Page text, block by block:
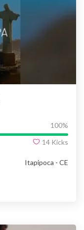
100%
14 Kicks
Itapipoca - CE